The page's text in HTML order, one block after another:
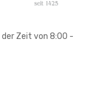
der Zeit von 8:00 -